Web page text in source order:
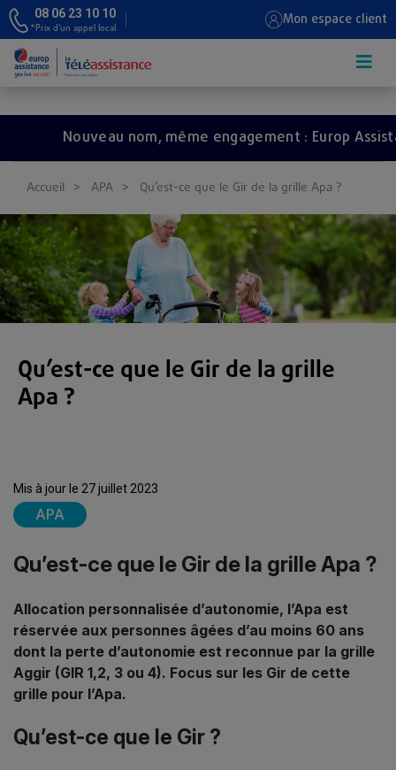
08 06 23 10 10
*Prix d’un appel local Mon espace client
Nouveau nom, même engagement : Europ
Accueil APA Qu’est-ce que le Gir de la grille Apa ?
Qu’est-ce que le Gir de la grille
Apa ?
Mis à jour le 27 juillet 2023
APA
Qu’est-ce que le Gir de la grille Apa ?
Allocation personnalisée d’autonomie, l’Apa est
réservée aux personnes âgées d’au moins 60 ans
dont la perte d’autonomie est reconnue par la grille
Aggir (GIR 1,2, 3 ou 4). Focus sur les Gir de cette
grille pour l’Apa.
Qu’est-ce que le Gir ?